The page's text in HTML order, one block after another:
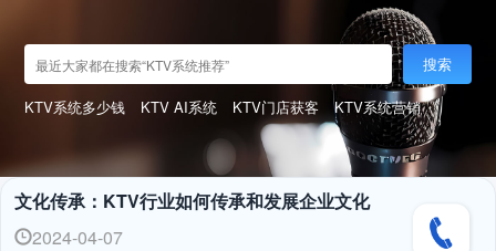
搜索
KTV系统多少钱 KTV AI系统 KTV门店获客 KTV系统营销
文化传承：KTV行业如何传承和发展企业文化
2024-04-07